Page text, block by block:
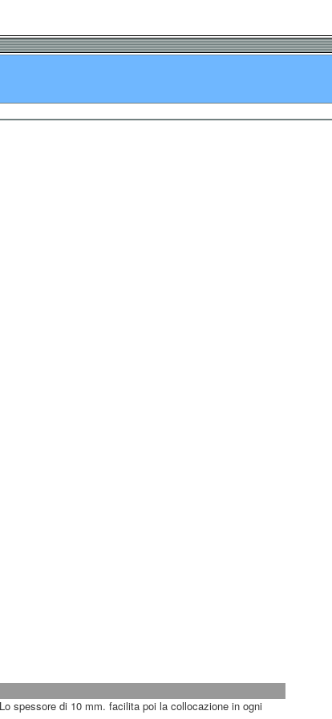
spessore di 10 mm. facilita poi la collocazione in ogni